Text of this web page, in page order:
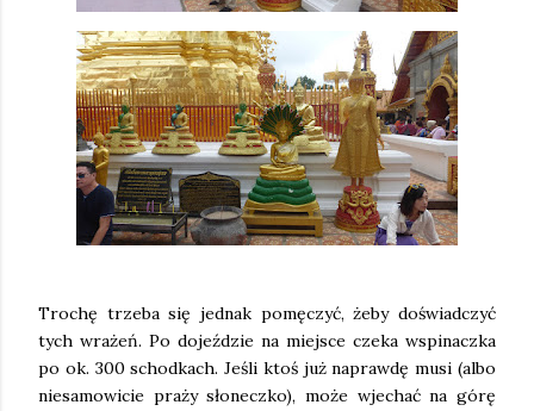
Trochę trzeba się jednak pomęczyć, żeby doświadczyć
tych wrażeń. Po dojeździe na miejsce czeka wspinaczka
po ok. 300 schodkach. Jeśli ktoś już naprawdę musi (albo
niesamowicie praży słoneczko), może wjechać na górę